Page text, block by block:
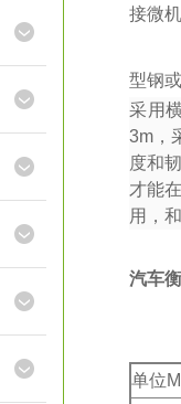
接微
型钢
采用
3m ，
度和
才能
用，
汽车
单位M